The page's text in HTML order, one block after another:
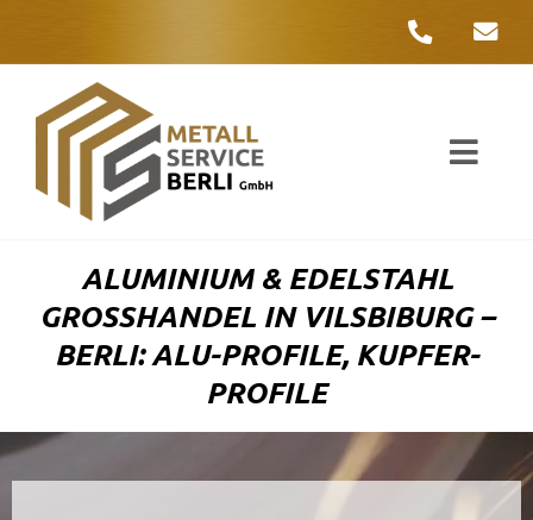
ALUMINIUM & EDELSTAHL
GROSSHANDEL IN VILSBIBURG – B
ERLI: ALU-PROFILE, KUPFER-P
ROFILE